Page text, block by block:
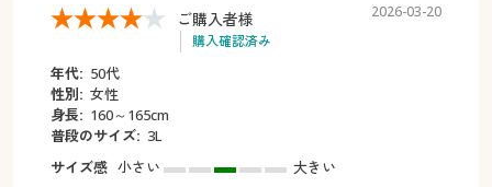
ご購入者様
購入確認済み
2026-03-20
年代: 50代
性別: 女性
身長: 160～165cm
普段のサイズ: 3L
サイズ感 小さい
大きい